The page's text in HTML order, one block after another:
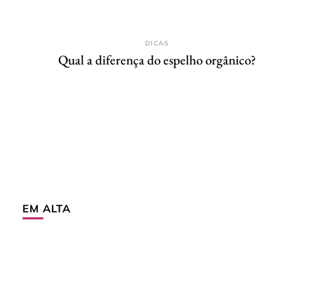
DICAS
Qual a diferença do espelho orgânico?
EM ALTA